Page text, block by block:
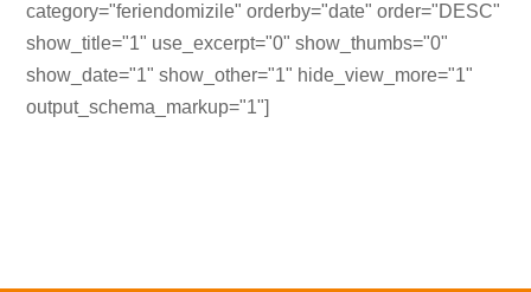
category="feriendomizile" orderby="date" order="DESC"
show_title="1" use_excerpt="0" show_thumbs="0"
show_date="1" show_other="1" hide_view_more="1"
output_schema_markup="1"]